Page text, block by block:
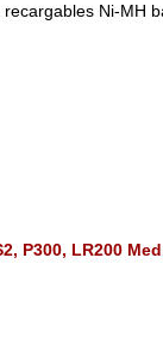
Ni-MH
P300, LR200